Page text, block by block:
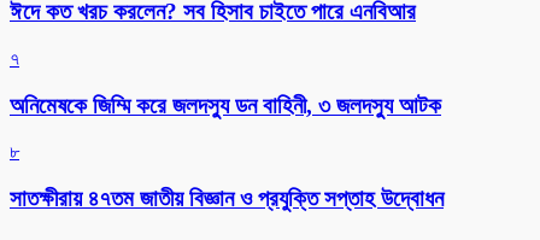
ঈদে কত খরচ করলেন? সব হিসাব চাইতে পারে এনবিআর
৭
অনিমেষকে জিম্মি করে জলদস্যু ডন বাহিনী, ৩ জলদস্যু আটক
৮
সাতক্ষীরায় ৪৭তম জাতীয় বিজ্ঞান ও প্রযুক্তি সপ্তাহ উদ্বোধন